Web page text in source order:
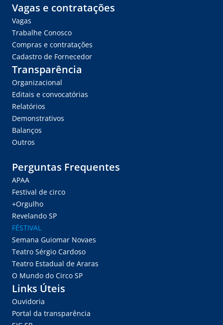
Vagas e contratações
Vagas
Trabalhe Conosco
Compras e contratações
Cadastro de Fornecedor
Transparência
Organizacional
Editais e convocatórias
Relatórios
Demonstrativos
Balanços
Outros
Perguntas Frequentes
APAA
Festival de circo
+Orgulho
Revelando SP
FÉSTIVAL
Semana Guiomar Novaes
Teatro Sérgio Cardoso
Teatro Estadual de Araras
O Mundo do Circo SP
Links Úteis
Ouvidoria
Portal da transparência